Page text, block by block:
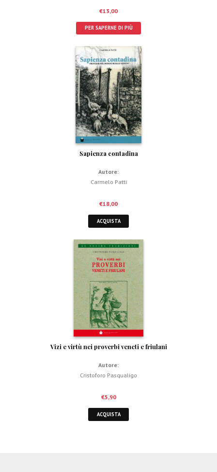
€13,00
PER SAPERNE DI PIÙ
Sapienza contadina
Autore:
Carmelo Patti
€18,00
ACQUISTA
Vizi e virtù nei proverbi veneti e friulani
Autore:
Cristoforo Pasqualigo
€5,90
ACQUISTA